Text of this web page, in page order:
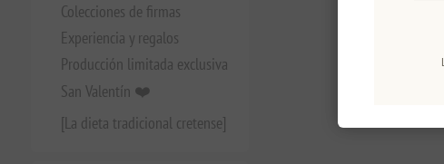
Colecciones de firmas
Experiencia y regalos
Producción limitada exclusiva
San Valentín ❤️
[La dieta tradicional cretense]